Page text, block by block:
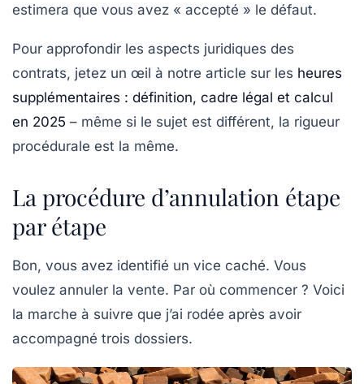
estimera que vous avez « accepté » le défaut.
Pour approfondir les aspects juridiques des
contrats, jetez un œil à notre article sur les heures
supplémentaires : définition, cadre légal et calcul
en 2025 – même si le sujet est différent, la rigueur
procédurale est la même.
La procédure d’annulation étape
par étape
Bon, vous avez identifié un vice caché. Vous
voulez annuler la vente. Par où commencer ? Voici
la marche à suivre que j’ai rodée après avoir
accompagné trois dossiers.